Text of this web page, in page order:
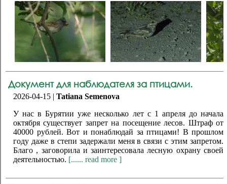
Документ для наблюдателя за птицами.
2026-04-15 | Tatiana Semenova
У нас в Бурятии уже несколько лет с 1 апреля до начала
октября существует запрет на посещение лесов. Штраф от
40000 рублей. Вот и понаблюдай за птицами! В прошлом
году даже в степи задержали меня в связи с этим запретом.
Благо , заговорила и заинтересовала лесную охрану своей
деятельностью. [...... read more ]